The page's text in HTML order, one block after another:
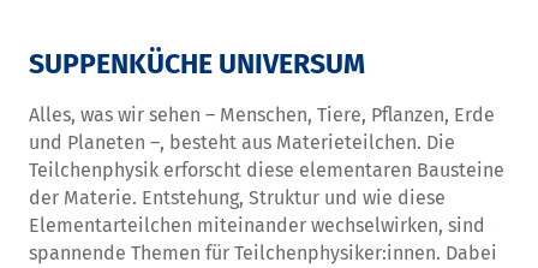
SUPPENKÜCHE UNIVERSUM
Alles, was wir sehen – Menschen, Tiere, Pflanzen, Erde
und Planeten –, besteht aus Materieteilchen. Die
Teilchenphysik erforscht diese elementaren Bausteine
der Materie. Entstehung, Struktur und wie diese
Elementarteilchen miteinander wechselwirken, sind
spannende Themen für Teilchenphysiker:innen. Dabei